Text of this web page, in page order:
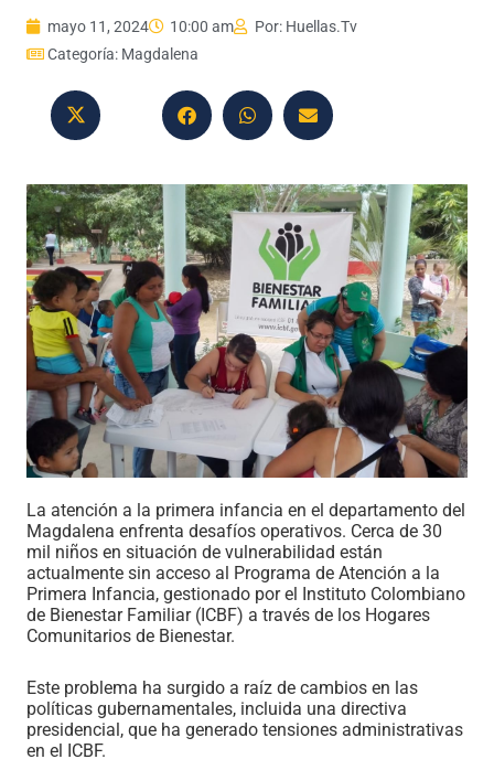
mayo 11, 2024 10:00 am Por: Huellas.Tv
Categoría: Magdalena
La atención a la primera infancia en el departamento del
Magdalena enfrenta desafíos operativos. Cerca de 30
mil niños en situación de vulnerabilidad están
actualmente sin acceso al Programa de Atención a la
Primera Infancia, gestionado por el Instituto Colombiano
de Bienestar Familiar (ICBF) a través de los Hogares
Comunitarios de Bienestar.
Este problema ha surgido a raíz de cambios en las
políticas gubernamentales, incluida una directiva
presidencial, que ha generado tensiones administrativas
en el ICBF.